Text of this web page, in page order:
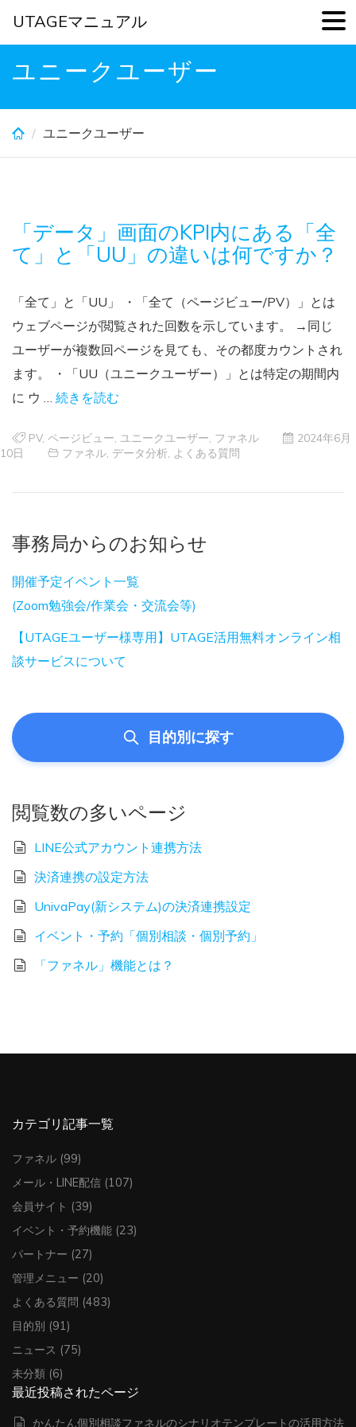
Skip
ユニークユーザー
ユニークユーザー
「データ」画面のKPI内にある「全
て」と「UU」の違いは何ですか？
「全て」と「UU」 ・「全て（ページビュー/PV）」とは
ウェブページが閲覧された回数を示しています。 →同じ
ユーザーが複数回ページを見ても、その都度カウントされ
ます。 ・「UU（ユニークユーザー）」とは特定の期間内
に ウ … 続きを読む
PV, ページビュー ユニークユーザー ファネル
2024年6月
10日
ファネル データ分析 よくある質問
事務局からのお知らせ
開催予定イベント一覧
(Zoom勉強会/作業会・交流会等)
【UTAGEユーザー様専用】UTAGE活用無料オンライン相
談サービスについて
目的別に探す
閲覧数の多いページ
LINE公式アカウント連携方法
決済連携の設定方法
UnivaPay(新システム)の決済連携設定
イベント・予約「個別相談・個別予約」
「ファネル」機能とは？
カテゴリ記事一覧
ファネル (99)
メール・LINE配信 (107)
会員サイト (39)
イベント・予約機能 (23)
パートナー (27)
管理メニュー (20)
よくある質問 (483)
目的別 (91)
ニュース (75)
未分類 (6)
最近投稿されたページ
かんたん個別相談ファネルのシナリオテンプレートの活用方法
UTAGEマニュアル